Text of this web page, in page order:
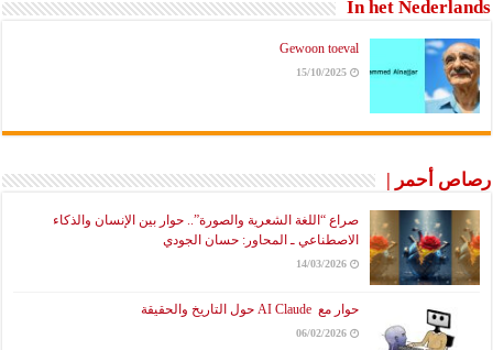
In het Nederlands
Gewoon toeval
15/10/2025
رصاص أحمر |
صراع “اللغة الشعرية والصورة”.. حوار بين الإنسان والذكاء
الاصطناعي ـ المحاور: حسان الجودي
14/03/2026
حوار مع AI Claude حول التاريخ والحقيقة
06/02/2026